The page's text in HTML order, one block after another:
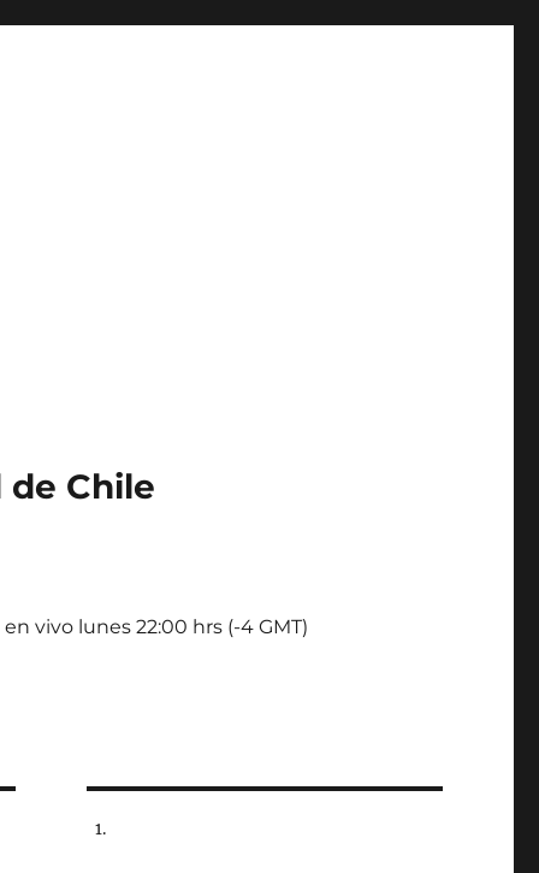
de Chile
en vivo lunes 22:00 hrs (-4 GMT)